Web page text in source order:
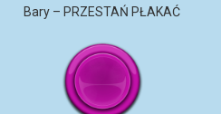
Bary – PRZESTAŃ PŁAKAĆ